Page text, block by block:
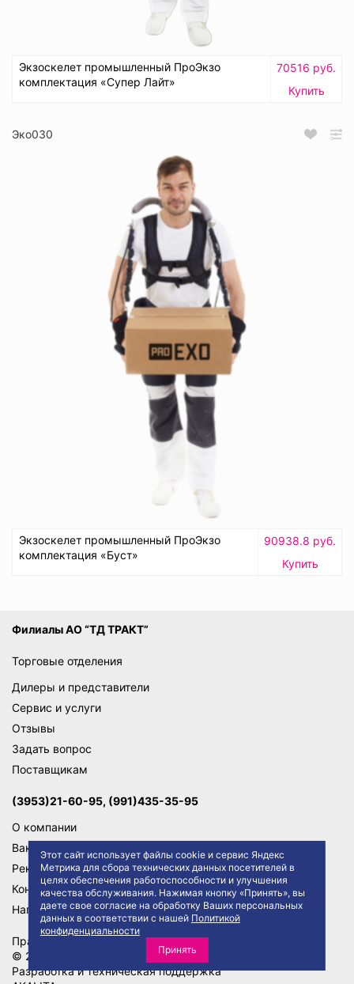
Этот сайт использует файлы cookie и сервис Яндекс
Метрика для сбора технических данных посетителей в
целях обеспечения работоспособности и улучшения
качества обслуживания. Нажимая кнопку «Принять», вы
даете свое согласие на обработку Ваших персональных
данных в соответствии с нашей Политикой
конфиденциальности
Принять
Экзоскелет промышленный ПроЭкзо
комплектация «Супер Лайт»
70516 руб.
Купить
Эко030
Экзоскелет промышленный ПроЭкзо
комплектация «Буст»
90938.8 руб.
Купить
Филиалы АО “ТД ТРАКТ”
Торговые отделения
Дилеры и представители
Сервис и услуги
Отзывы
Задать вопрос
Поставщикам
(3953)21-60-95, (991)435-35-95
О компании
Вакансии
Реквизиты
Контакты
Написать директору
Правила сайта
Политика конфиденциальности
© 2026 АО "ТД ТРАКТ"
Разработка и техническая поддержка